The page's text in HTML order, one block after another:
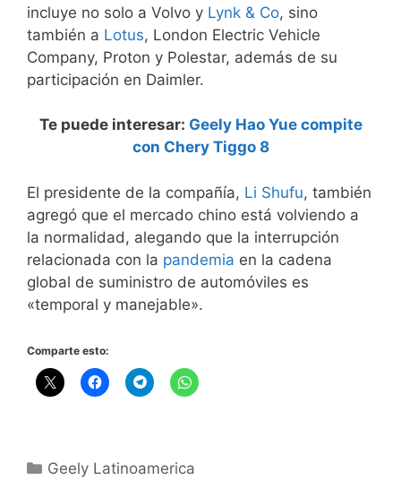
incluye no solo a Volvo y Lynk & Co, sino
también a Lotus, London Electric Vehicle
Company, Proton y Polestar, además de su
participación en Daimler.
Te puede interesar: Geely Hao Yue compite
con Chery Tiggo 8
El presidente de la compañía, Li Shufu, también
agregó que el mercado chino está volviendo a
la normalidad, alegando que la interrupción
relacionada con la pandemia en la cadena
global de suministro de automóviles es
«temporal y manejable».
Comparte esto:
Geely Latinoamerica